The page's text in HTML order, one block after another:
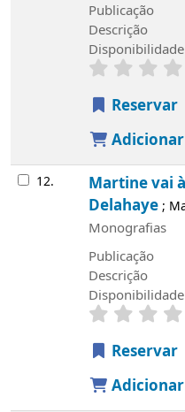
Publicação
Descrição
Disponibilidade
Reservar
12. Martine vai
Delahaye;
Monografias
Publicação
Descrição
Disponibilidade
Reservar